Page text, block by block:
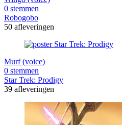
0 stemmen
Robogobo
50 afleveringen
Murf (voice)
0 stemmen
Star Trek: Prodigy
39 afleveringen